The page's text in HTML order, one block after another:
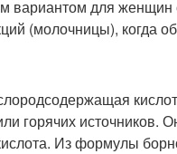
вариантом для
(молочницы), когда
горячих источников.
Из формулы